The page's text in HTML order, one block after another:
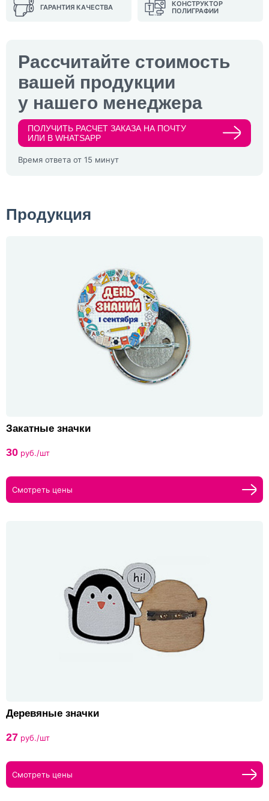
ГАРАНТИЯ КАЧЕСТВА
КОНСТРУКТОР
ПОЛИГРАФИИ
Рассчитайте стоимость
вашей продукции
у нашего менеджера
ПОЛУЧИТЬ РАСЧЕТ ЗАКАЗА НА ПОЧТУ
ИЛИ В WHATSAPP
Время ответа от 15 минут
Продукция
Закатные значки
30 руб./шт
Смотреть цены
Деревяные значки
27 руб./шт
Смотреть цены